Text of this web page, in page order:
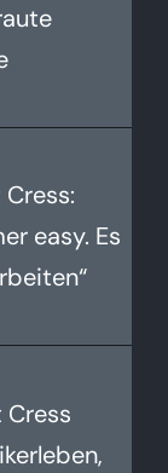
easy. Es
Cress